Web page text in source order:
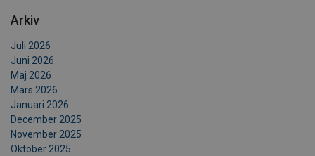
Arkiv
Juli 2026
Juni 2026
Maj 2026
Mars 2026
Januari 2026
December 2025
November 2025
Oktober 2025